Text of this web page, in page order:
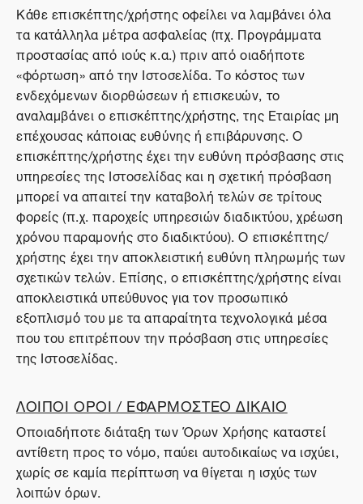
Κάθε επισκέπτης/χρήστης οφείλει να λαμβάνει όλα
τα κατάλληλα μέτρα ασφαλείας (πχ. Προγράμματα
προστασίας από ιούς κ.α.) πριν από οιαδήποτε
«φόρτωση» από την Ιστοσελίδα. Το κόστος των
ενδεχόμενων διορθώσεων ή επισκευών, το
αναλαμβάνει ο επισκέπτης/χρήστης, της Εταιρίας μη
επέχουσας κάποιας ευθύνης ή επιβάρυνσης. Ο
επισκέπτης/χρήστης έχει την ευθύνη πρόσβασης στις
υπηρεσίες της Ιστοσελίδας και η σχετική πρόσβαση
μπορεί να απαιτεί την καταβολή τελών σε τρίτους
φορείς (π.χ. παροχείς υπηρεσιών διαδικτύου, χρέωση
χρόνου παραμονής στο διαδικτύου). Ο επισκέπτης/
χρήστης έχει την αποκλειστική ευθύνη πληρωμής των
σχετικών τελών. Επίσης, ο επισκέπτης/χρήστης είναι
αποκλειστικά υπεύθυνος για τον προσωπικό
εξοπλισμό του με τα απαραίτητα τεχνολογικά μέσα
που του επιτρέπουν την πρόσβαση στις υπηρεσίες
της Ιστοσελίδας.
ΛΟΙΠΟΙ ΟΡΟΙ / ΕΦΑΡΜΟΣΤΕΟ ΔΙΚΑΙΟ
Οποιαδήποτε διάταξη των Όρων Χρήσης καταστεί
αντίθετη προς το νόμο, παύει αυτοδικαίως να ισχύει,
χωρίς σε καμία περίπτωση να θίγεται η ισχύς των
λοιπών όρων.